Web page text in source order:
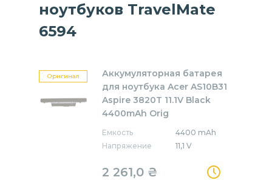
ноутбуков TravelMate
6594
Оригинал
Аккумуляторная батарея
для ноутбука Acer AS10B31
Aspire 3820T 11.1V Black
4400mAh Orig
Емкость
4400 mAh
Напряжение
11,1 V
2 261,0 ₴